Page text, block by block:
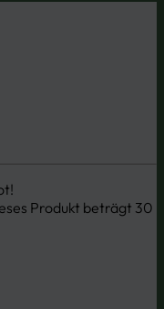
Produkt beträgt 30